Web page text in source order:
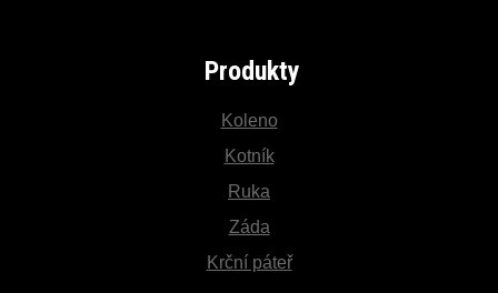
Produkty
Koleno
Kotník
Ruka
Záda
Krční páteř